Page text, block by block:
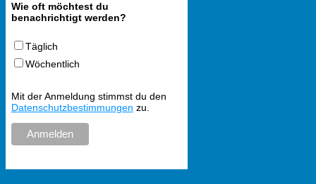
Wie oft möchtest du
benachrichtigt werden?
Täglich
Wöchentlich
Mit der Anmeldung stimmst du den
Datenschutzbestimmungen zu.